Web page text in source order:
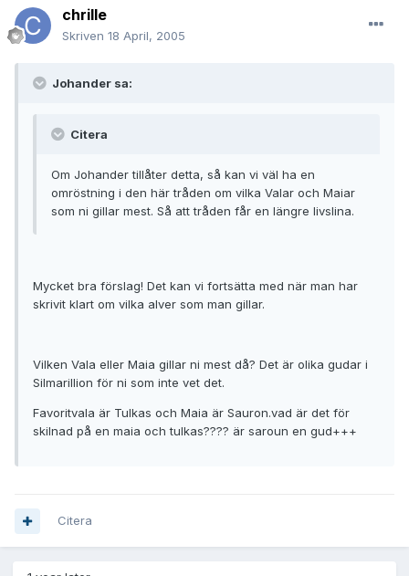
chrille
Skriven 18 April, 2005
Johander sa:
Citera
Om Johander tillåter detta, så kan vi väl ha en
omröstning i den här tråden om vilka Valar och Maiar
som ni gillar mest. Så att tråden får en längre livslina.
Mycket bra förslag! Det kan vi fortsätta med när man har
skrivit klart om vilka alver som man gillar.
Vilken Vala eller Maia gillar ni mest då? Det är olika gudar i
Silmarillion för ni som inte vet det.
Favoritvala är Tulkas och Maia är Sauron.vad är det för
skilnad på en maia och tulkas???? är saroun en gud+++
Citera